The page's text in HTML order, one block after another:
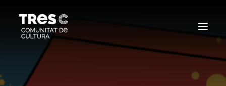
EDICIONS ANTERIORS